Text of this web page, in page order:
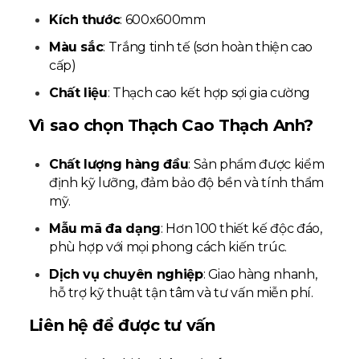
Kích thước: 600x600mm
Màu sắc: Trắng tinh tế (sơn hoàn thiện cao
cấp)
Chất liệu: Thạch cao kết hợp sợi gia cường
Vì sao chọn Thạch Cao Thạch Anh?
Chất lượng hàng đầu: Sản phẩm được kiểm
định kỹ lưỡng, đảm bảo độ bền và tính thẩm
mỹ.
Mẫu mã đa dạng: Hơn 100 thiết kế độc đáo,
phù hợp với mọi phong cách kiến trúc.
Dịch vụ chuyên nghiệp: Giao hàng nhanh,
hỗ trợ kỹ thuật tận tâm và tư vấn miễn phí.
Liên hệ để được tư vấn